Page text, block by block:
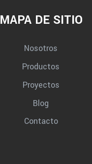
MAPA DE SITIO
Nosotros
Productos
Proyectos
Blog
Contacto